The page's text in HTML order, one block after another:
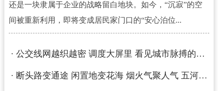
还是一块隶属于企业的战略留白地块。如今，“沉寂”的空
间被重新利用，即将变成居民家门口的“安心泊位...
· 公交线网越织越密 调度大屏里 看见城市脉搏的十年跃动
· 断头路变通途 闲置地变花海 烟火气聚人气 五河交汇处精细治理焕发新生机